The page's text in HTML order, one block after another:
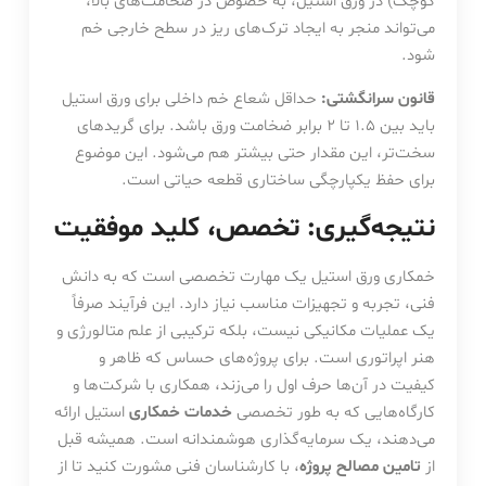
می‌تواند منجر به ایجاد ترک‌های ریز در سطح خارجی خم
شود.
قانون سرانگشتی: حداقل شعاع خم داخلی برای ورق استیل
باید بین ۱.۵ تا ۲ برابر ضخامت ورق باشد. برای گریدهای
سخت‌تر، این مقدار حتی بیشتر هم می‌شود. این موضوع
برای حفظ یکپارچگی ساختاری قطعه حیاتی است.
نتیجه‌گیری: تخصص، کلید موفقیت
خمکاری ورق استیل یک مهارت تخصصی است که به دانش
فنی، تجربه و تجهیزات مناسب نیاز دارد. این فرآیند صرفاً
یک عملیات مکانیکی نیست، بلکه ترکیبی از علم متالورژی و
هنر اپراتوری است. برای پروژه‌های حساس که ظاهر و
کیفیت در آن‌ها حرف اول را می‌زند، همکاری با شرکت‌ها و
کارگاه‌هایی که به طور تخصصی خدمات خمکاریاستیل ارائه
می‌دهند، یک سرمایه‌گذاری هوشمندانه است. همیشه قبل
از تامین مصالح پروژه، با کارشناسان فنی مشورت کنید تا از